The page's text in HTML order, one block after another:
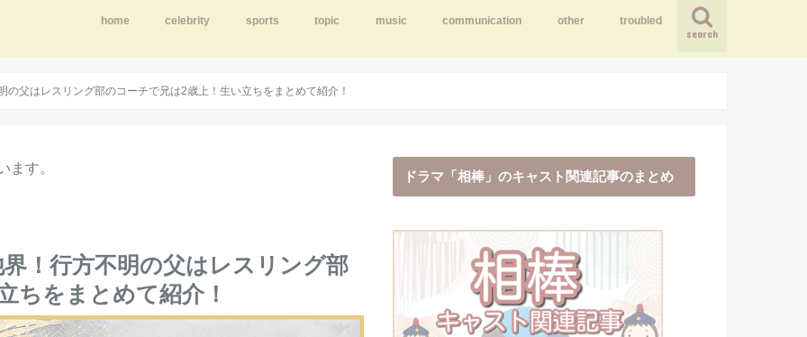
search
home celebrity sports topic music communication other troubled
の父はレスリング部のコーチで兄は2歳上！生い立ちをまとめて紹介！
す。
！行方不明の父はレスリング部
ちをまとめて紹介！
ドラマ「相棒」のキャスト関連記事のまとめ